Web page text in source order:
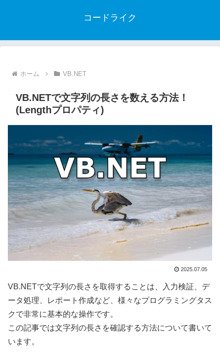
コードライク
ホーム VB.NET
VB.NETで文字列の長さを数える方法！
(Lengthプロパティ)
2025.07.05
VB.NETで文字列の長さを取得することは、入力検証、デ
ータ処理、レポート作成など、様々なプログラミングタス
クで非常に基本的な操作です。
この記事では文字列の長さを確認する方法について書いて
います。